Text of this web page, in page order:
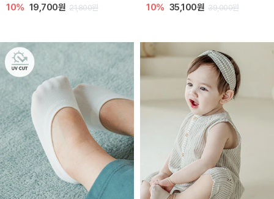
10% 19,700원 21,800원 10% 35,100원 39,000원